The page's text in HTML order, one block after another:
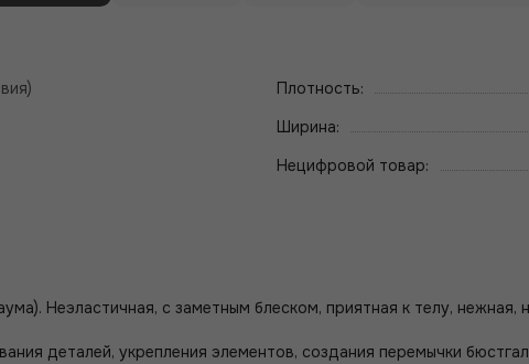
Плотность:
Ширина:
Нецифровой товар:
Неэластичная, с заметным блеском, приятная к телу,
деталей, укрепления элементов, создания перемычки